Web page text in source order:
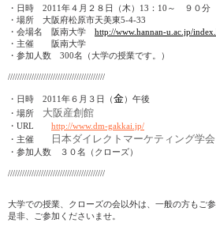
・日時 2011年４月２８日（木） 13 ： 10 ～ ９０分
・場所 大阪府松原市天美東5-4-33
・会場名 阪南大学 http://www.hannan-u.ac.jp/
・主催 阪南大学
・参加人数 300名（大学の授業です。）
/////////////////////////////////////////
・日時 2011年６月３日（金）午後
・場所 大阪産創館
・URL http://www.dm-gakkai.jp/
・主催
日本ダイレクトマーケティング学会
・参加人数 ３０名（クローズ）
/////////////////////////////////////////
大学での授業、クローズの会以外は、一般の方もご参
是非、ご参加くださいませ。